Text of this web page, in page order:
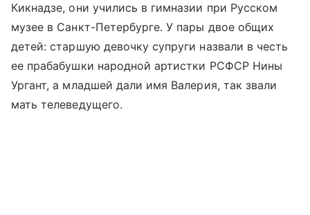
Кикнадзе, они учились в гимназии при Русском
музее в Санкт-Петербурге. У пары двое общих
детей: старшую девочку супруги назвали в честь
ее прабабушки народной артистки РСФСР Нины
Ургант, а младшей дали имя Валерия, так звали
мать телеведущего.